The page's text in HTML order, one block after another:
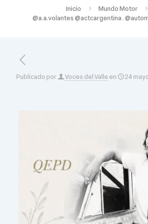
Inicio
Mundo Motor
@a.a.volantes @actcargentina .
Publicado por Voces del Valle en 24